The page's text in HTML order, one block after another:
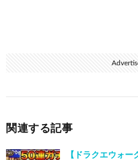
関連する記事
【ドラクエウォ